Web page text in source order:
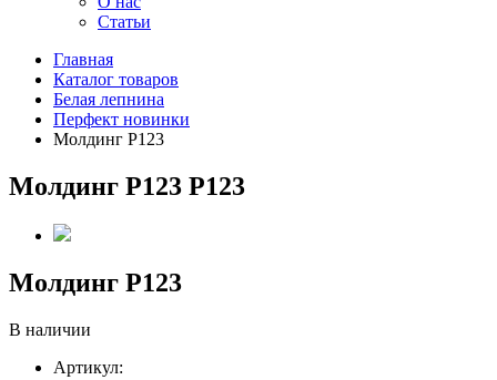
Статьи
Главная
Каталог товаров
Белая лепнина
Перфект новинки
Молдинг P123
Молдинг P123 P123
Молдинг P123
В наличии
Артикул: